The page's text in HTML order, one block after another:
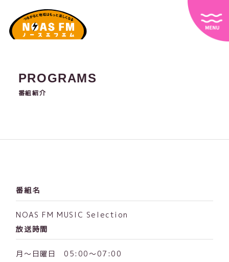
PROGRAMS
番組紹介
番組名
NOAS FM MUSIC Selection
放送時間
月～日曜日 05:00〜07:00